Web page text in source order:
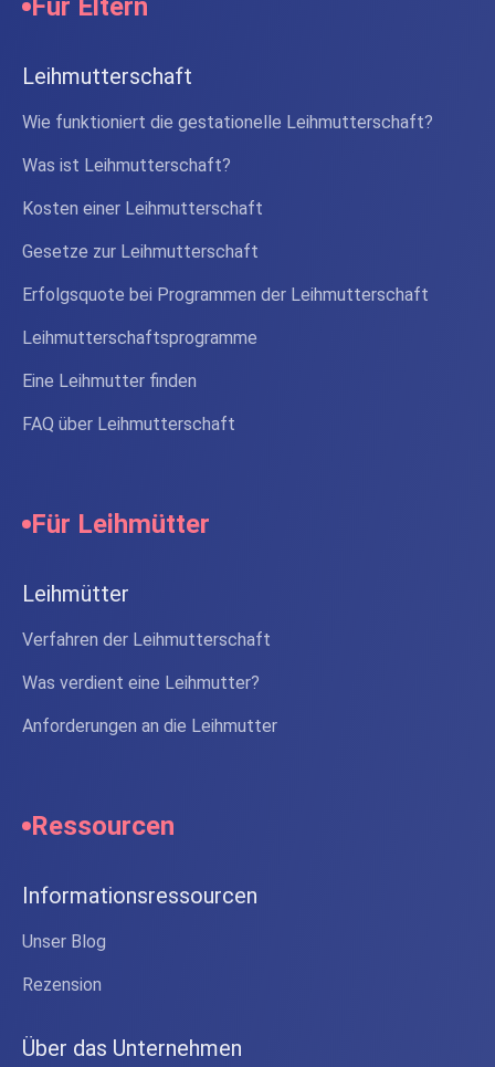
Leihmutterschaft
Wie funktioniert die gestationelle Leihmutterschaft?
Was ist Leihmutterschaft?
Kosten einer Leihmutterschaft
Gesetze zur Leihmutterschaft
Erfolgsquote bei Programmen der Leihmutterschaft
Leihmutterschaftsprogramme
Eine Leihmutter finden
FAQ über Leihmutterschaft
Für Leihmütter
Leihmütter
Verfahren der Leihmutterschaft
Was verdient eine Leihmutter?
Anforderungen an die Leihmutter
Ressourcen
Informationsressourcen
Unser Blog
Rezension
Über das Unternehmen